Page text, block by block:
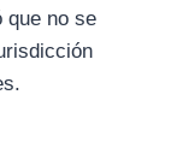
que no se